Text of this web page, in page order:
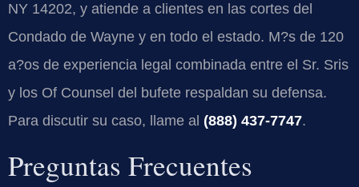
NY 14202, y atiende a clientes en las cortes del
Condado de Wayne y en todo el estado. M?s de 120
a?os de experiencia legal combinada entre el Sr. Sris
y los Of Counsel del bufete respaldan su defensa.
Para discutir su caso, llame al (888) 437-7747.
Preguntas Frecuentes